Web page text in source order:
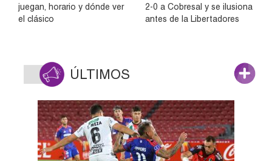
juegan, horario y dónde ver
el clásico
2-0 a Cobresal y se ilusiona
antes de la Libertadores
ÚLTIMOS